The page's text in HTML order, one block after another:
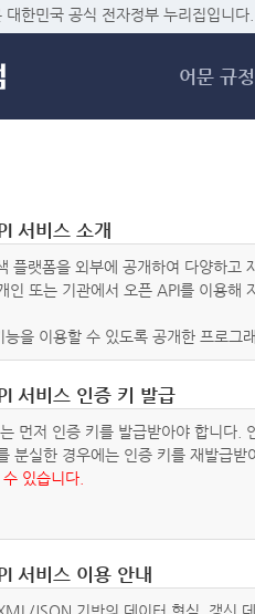
메
대한민국 공식 전자정부 누리집입니다.
어문 규정
서비스 소개
플랫폼을 외부에 공개하여 다양하
인 또는 기관에서 오픈 API를 이용해
을 이용할 수 있도록 공개한 프로그
서비스 인증 키 발급
먼저 인증 키를 발급받아야 합니다
분실한 경우에는 인증 키를 재발급받
있습니다.
서비스 이용 안내